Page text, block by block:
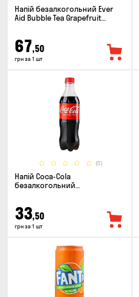
Напій безалкогольний Ever
Aid Bubble Tea Grapefruit
67,50
грн за 1 шт
(0)
Напій Coca-Cola
безалкогольний
33,50
грн за 1 шт